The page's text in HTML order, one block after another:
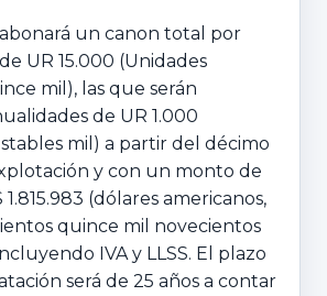
un canon total por
UR 15.000 (Unidades
mil), las que serán
de UR 1.000
mil) a partir del décimo
y con un monto de
(dólares americanos,
quince mil novecientos
IVA y LLSS. El plazo
será de 25 años a contar